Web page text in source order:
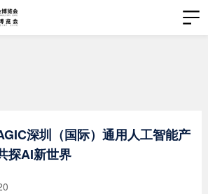
深圳（国际）通用人工智能产
探AI新世界